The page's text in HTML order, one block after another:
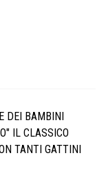
DEI BAMBINI
IL CLASSICO
TANTI GATTINI